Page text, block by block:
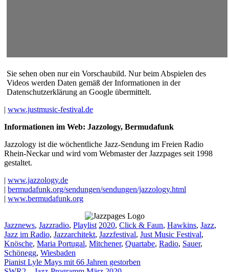
Sie sehen oben nur ein Vorschaubild. Nur beim Abspielen des
Videos werden Daten gemäß der Informationen in der
Datenschutzerklärung an Google übermittelt.
| www.justmusic-festival.de
Informationen im Web: Jazzology, Bermudafunk
Jazzology ist die wöchentliche Jazz-Sendung im Freien Radio
Rhein-Neckar und wird vom Webmaster der Jazzpages seit 1998
gestaltet.
| www.jazzology.de
| bermudafunk.org/sendungen/sendungen/jazzology.html
| www.bermudafunk.org
Kategorien
Jazznews, Jazzradio, Playlist Schlagwörter
2020, Click & Faun, Hawkins, Jazz,
Jazz im Radio, Jazzarchitekt, Jazzfestival, Just Music Festival,
Knösche, Maria Portugal, Mitchener, Quartabe, Radio, Sauer,
Schönegg, Wiesbaden
Pianist Lyle Mays mit 66 Jahren gestorben